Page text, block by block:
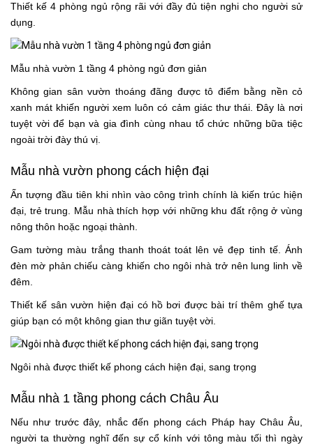
Thiết kế 4 phòng ngủ rộng rãi với đầy đủ tiện nghi cho người sử
dụng.
Mẫu nhà vườn 1 tầng 4 phòng ngủ đơn giản
Không gian sân vườn thoáng đãng được tô điểm bằng nền cỏ
xanh mát khiến người xem luôn có cảm giác thư thái. Đây là nơi
tuyệt vời để bạn và gia đình cùng nhau tổ chức những bữa tiệc
ngoài trời đày thú vị.
Mẫu nhà vườn phong cách hiện đại
Ấn tượng đầu tiên khi nhìn vào công trình chính là kiến trúc hiện
đại, trẻ trung. Mẫu nhà thích hợp với những khu đất rộng ở vùng
nông thôn hoặc ngoại thành.
Gam tường màu trắng thanh thoát toát lên vẻ đẹp tinh tế. Ánh
đèn mờ phản chiếu càng khiến cho ngôi nhà trở nên lung linh về
đêm.
Thiết kế sân vườn hiện đại có hồ bơi được bài trí thêm ghế tựa
giúp bạn có một không gian thư giãn tuyệt vời.
Ngôi nhà được thiết kế phong cách hiện đại, sang trọng
Mẫu nhà 1 tầng phong cách Châu Âu
Nếu như trước đây, nhắc đến phong cách Pháp hay Châu Âu,
người ta thường nghĩ đến sự cổ kính với tông màu tối thì ngày